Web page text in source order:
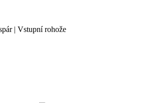
| Vstupní rohože